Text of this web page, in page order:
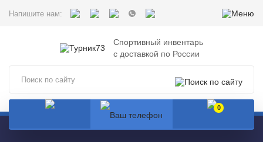
Напишите нам:
Спортивный инвентарь
с доставкой по России
0